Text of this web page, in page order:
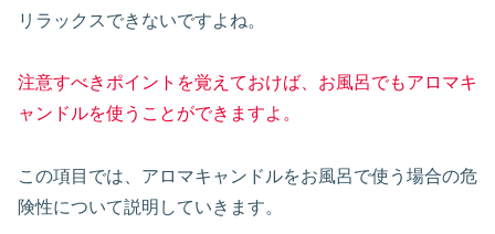
リラックスできないですよね。
注意すべきポイントを覚えておけば、お風呂でもアロマキ
ャンドルを使うことができますよ。
この項目では、アロマキャンドルをお風呂で使う場合の危
険性について説明していきます。